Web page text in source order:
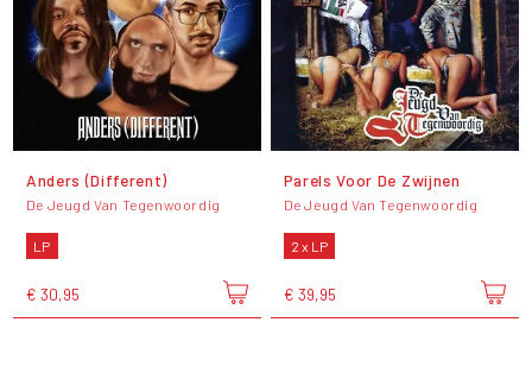
Anders (Different)
De Jeugd Van Tegenwoordig
LP
€ 30,95
Parels Voor De Zwijnen
De Jeugd Van Tegenwoordig
2 x LP
€ 39,95